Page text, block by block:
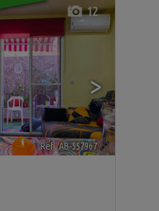
>
12
Ref.. AB-557967 🔗